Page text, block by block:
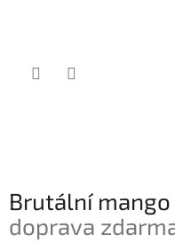
Brutální
doprava